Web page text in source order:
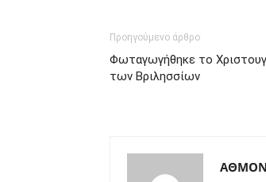
Προηγούμενο άρθρο
Φωταγωγήθηκε το
των Βριλησσίων